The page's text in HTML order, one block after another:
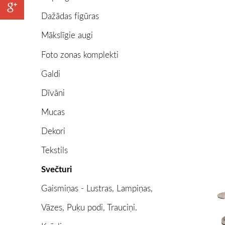
Dažādas figūras
Mākslīgie augi
Foto zonas komplekti
Galdi
Dīvāni
Mucas
Dekori
Tekstils
Svečturi
Gaismiņas - Lustras, Lampiņas,
Vāzes, Puķu podi, Trauciņi.